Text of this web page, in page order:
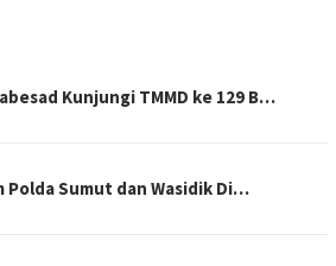
Kunjungi TMMD ke 129 B…
Polda Sumut dan Wasidik Di…